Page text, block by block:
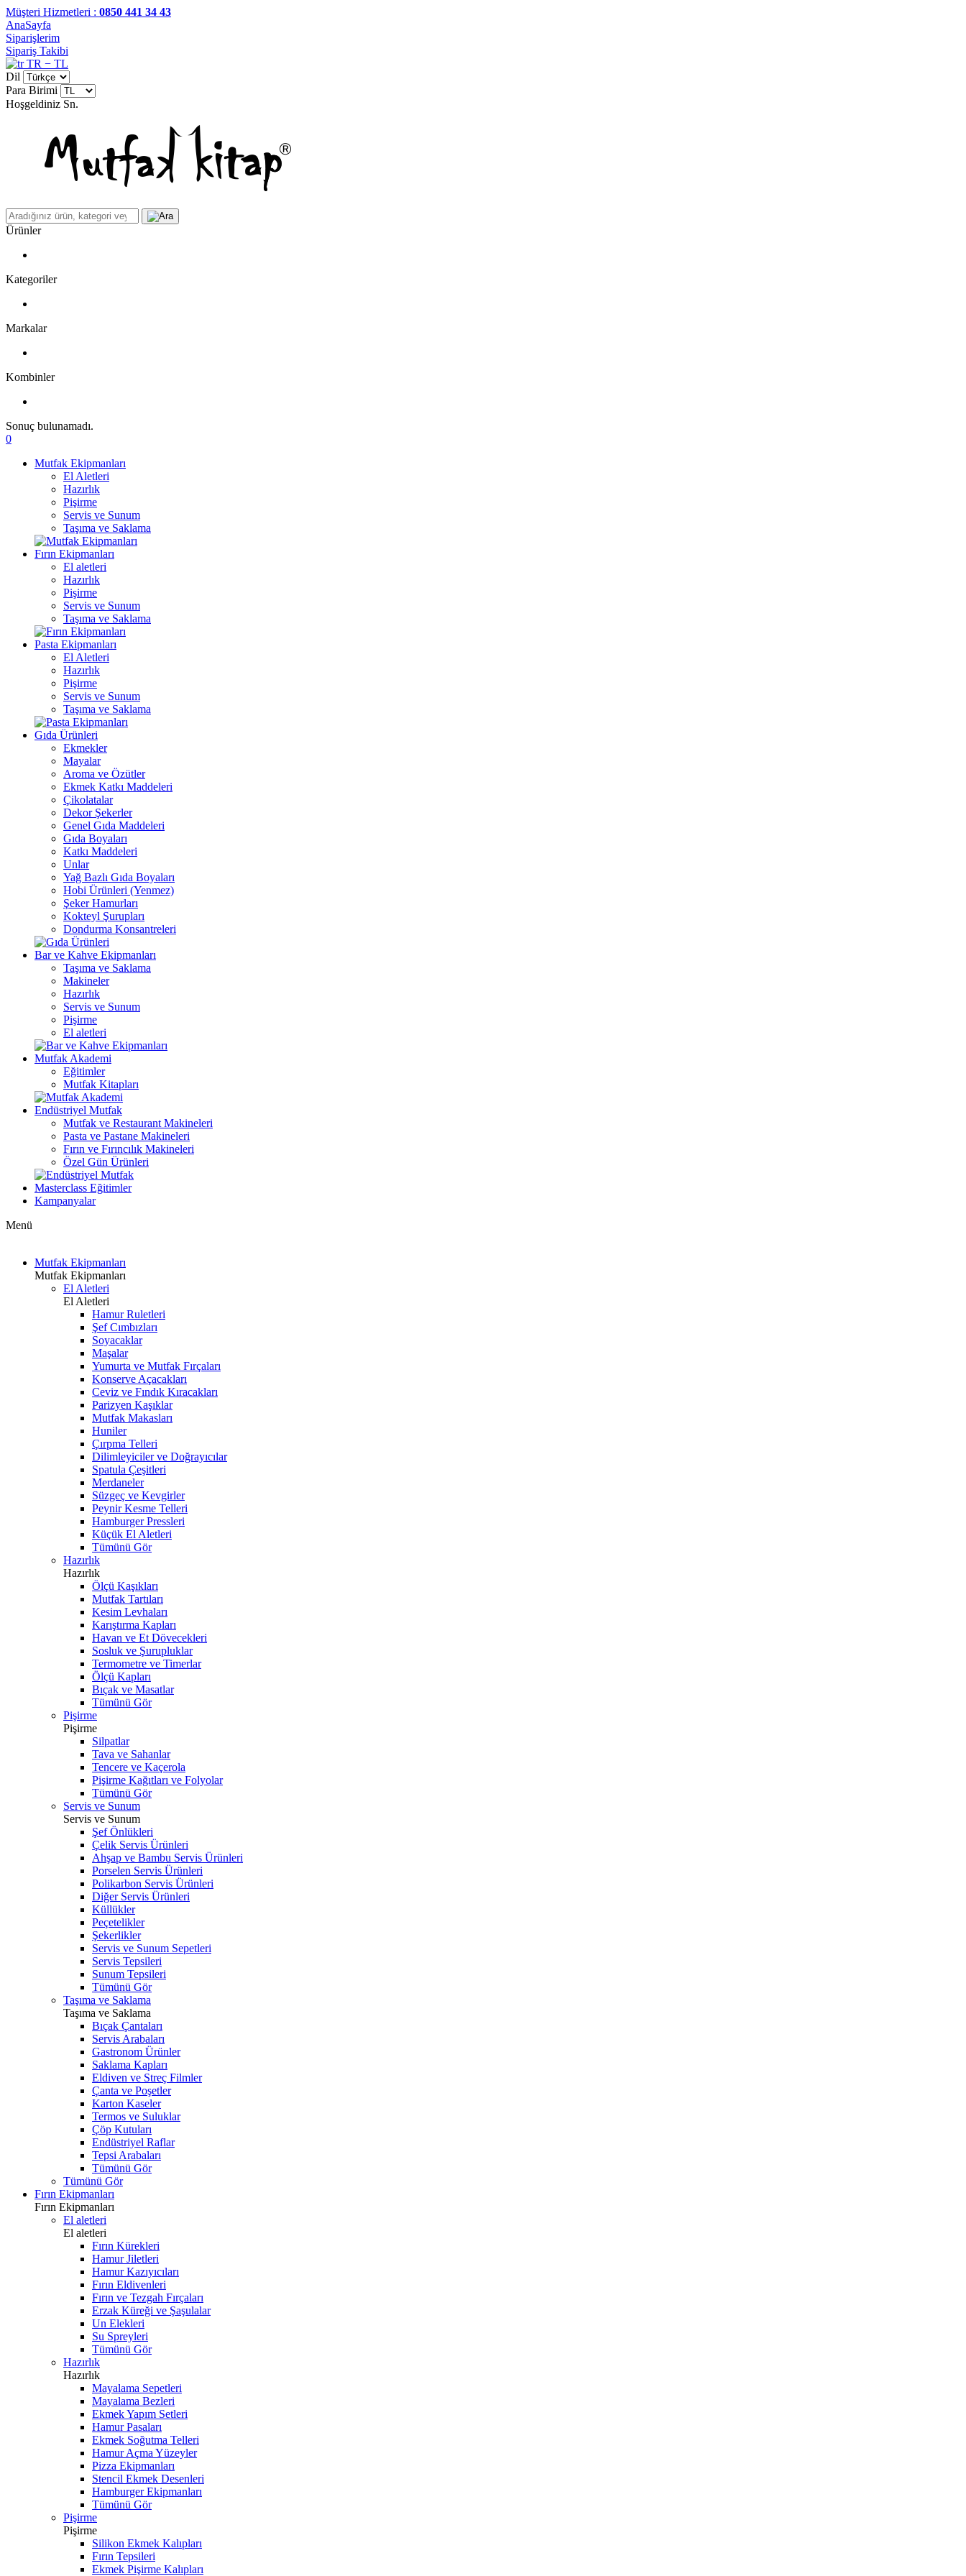
Müşteri Hizmetleri : 0850 441 34 43
AnaSayfa
Siparişlerim
Sipariş Takibi
TR − TL
Dil
Para Birimi
Hoşgeldiniz Sn.
Ürünler
Kategoriler
Markalar
Kombinler
Sonuç bulunamadı.
0
Mutfak Ekipmanları
El Aletleri
Hazırlık
Pişirme
Servis ve Sunum
Taşıma ve Saklama
Fırın Ekipmanları
El aletleri
Hazırlık
Pişirme
Servis ve Sunum
Taşıma ve Saklama
Pasta Ekipmanları
El Aletleri
Hazırlık
Pişirme
Servis ve Sunum
Taşıma ve Saklama
Gıda Ürünleri
Ekmekler
Mayalar
Aroma ve Özütler
Ekmek Katkı Maddeleri
Çikolatalar
Dekor Şekerler
Genel Gıda Maddeleri
Gıda Boyaları
Katkı Maddeleri
Unlar
Yağ Bazlı Gıda Boyaları
Hobi Ürünleri (Yenmez)
Şeker Hamurları
Kokteyl Şurupları
Dondurma Konsantreleri
Bar ve Kahve Ekipmanları
Taşıma ve Saklama
Makineler
Hazırlık
Servis ve Sunum
Pişirme
El aletleri
Mutfak Akademi
Eğitimler
Mutfak Kitapları
Endüstriyel Mutfak
Mutfak ve Restaurant Makineleri
Pasta ve Pastane Makineleri
Fırın ve Fırıncılık Makineleri
Özel Gün Ürünleri
Masterclass Eğitimler
Kampanyalar
Menü
Mutfak Ekipmanları
Mutfak Ekipmanları
El Aletleri
El Aletleri
Hamur Ruletleri
Şef Cımbızları
Soyacaklar
Maşalar
Yumurta ve Mutfak Fırçaları
Konserve Açacakları
Ceviz ve Fındık Kıracakları
Parizyen Kaşıklar
Mutfak Makasları
Huniler
Çırpma Telleri
Dilimleyiciler ve Doğrayıcılar
Spatula Çeşitleri
Merdaneler
Süzgeç ve Kevgirler
Peynir Kesme Telleri
Hamburger Pressleri
Küçük El Aletleri
Tümünü Gör
Hazırlık
Hazırlık
Ölçü Kaşıkları
Mutfak Tartıları
Kesim Levhaları
Karıştırma Kapları
Havan ve Et Dövecekleri
Sosluk ve Şurupluklar
Termometre ve Timerlar
Ölçü Kapları
Bıçak ve Masatlar
Tümünü Gör
Pişirme
Pişirme
Silpatlar
Tava ve Sahanlar
Tencere ve Kaçerola
Pişirme Kağıtları ve Folyolar
Tümünü Gör
Servis ve Sunum
Servis ve Sunum
Şef Önlükleri
Çelik Servis Ürünleri
Ahşap ve Bambu Servis Ürünleri
Porselen Servis Ürünleri
Polikarbon Servis Ürünleri
Diğer Servis Ürünleri
Küllükler
Peçetelikler
Şekerlikler
Servis ve Sunum Sepetleri
Servis Tepsileri
Sunum Tepsileri
Tümünü Gör
Taşıma ve Saklama
Taşıma ve Saklama
Bıçak Çantaları
Servis Arabaları
Gastronom Ürünler
Saklama Kapları
Eldiven ve Streç Filmler
Çanta ve Poşetler
Karton Kaseler
Termos ve Suluklar
Çöp Kutuları
Endüstriyel Raflar
Tepsi Arabaları
Tümünü Gör
Tümünü Gör
Fırın Ekipmanları
Fırın Ekipmanları
El aletleri
El aletleri
Fırın Kürekleri
Hamur Jiletleri
Hamur Kazıyıcıları
Fırın Eldivenleri
Fırın ve Tezgah Fırçaları
Erzak Küreği ve Şaşulalar
Un Elekleri
Su Spreyleri
Tümünü Gör
Hazırlık
Hazırlık
Mayalama Sepetleri
Mayalama Bezleri
Ekmek Yapım Setleri
Hamur Pasaları
Ekmek Soğutma Telleri
Hamur Açma Yüzeyler
Pizza Ekipmanları
Stencil Ekmek Desenleri
Hamburger Ekipmanları
Tümünü Gör
Pişirme
Pişirme
Silikon Ekmek Kalıpları
Fırın Tepsileri
Ekmek Pişirme Kalıpları